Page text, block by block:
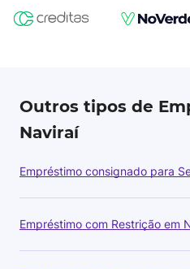
Outros tipos de
Naviraí
Empréstimo consignado para
Empréstimo com Restrição em